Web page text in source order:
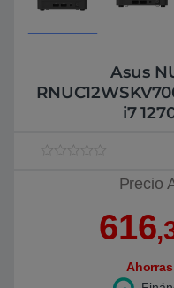
Asus
i7
Precio
616